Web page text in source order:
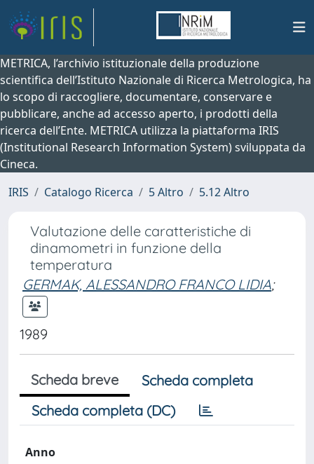
METRICA, l’archivio istituzionale della produzione
scientifica dell’Istituto Nazionale di Ricerca Metrologica, ha
lo scopo di raccogliere, documentare, conservare e
pubblicare, anche ad accesso aperto, i prodotti della
ricerca dell’Ente. METRICA utilizza la piattaforma IRIS
(Institutional Research Information System) sviluppata da
Cineca.
IRIS
Catalogo Ricerca 5 Altro 5.12 Altro
Valutazione delle caratteristiche di
dinamometri in funzione della
temperatura
GERMAK, ALESSANDRO FRANCO LIDIA;
1989
Scheda breve
Scheda completa
Scheda completa (DC)
Anno